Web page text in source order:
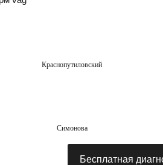
Краснопутиловский
Симонова
Бесплатная